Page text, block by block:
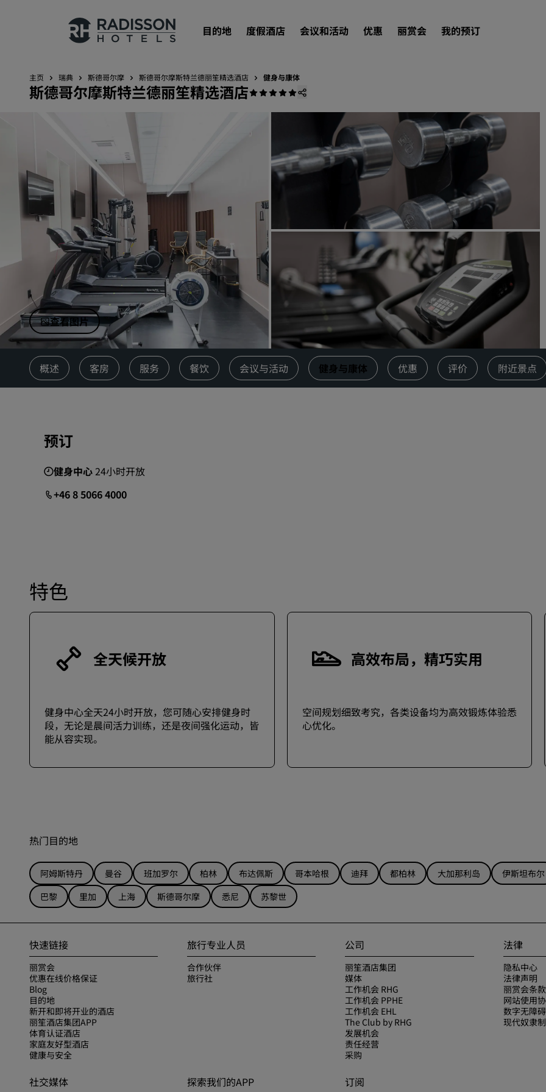
目的地 度假酒店 会议和活动 优惠 丽赏会 我的预订
我们的品牌
中国附属品牌
目的地
度假酒店
服务式公寓
新开业和即将开业的酒店
会议和活动
探索丽笙会议
预订会议空间
请求报价
活动目的地
行业方案
搜索航班
搜索航班
主页 瑞典 斯德哥尔摩 斯德哥尔摩斯特兰德丽笙精选酒店 健身与康体
斯德哥尔摩斯特兰德丽笙精选酒店
查看图片
概述 客房 服务 餐饮 会议与活动 健身与康体 优惠 评价 附近景点
预订
健身中心24小时开放
+46 8 5066 4000
特色
全天候开放
健身中心全天24小时开放，您可随心安排健身时
段，无论是晨间活力训练，还是夜间强化运动，皆
能从容实现。
高效布局，精巧实用
空间规划细致考究，各类设备均为高效锻炼体验悉
心优化。
热门目的地
阿姆斯特丹 曼谷 班加罗尔 柏林 布达佩斯 哥本哈根 迪拜 都柏林 大加那利岛 伊斯坦布尔
巴黎
里加 上海 斯德哥尔摩 悉尼 苏黎世
快速链接
丽赏会
优惠在线价格保证
Blog
目的地
新开和即将开业的酒店
丽笙酒店集团APP
体育认证酒店
家庭友好型酒店
健康与安全
旅行专业人员
合作伙伴
旅行社
公司
丽笙酒店集团
媒体
工作机会 RHG
工作机会 PPHE
工作机会 EHL
The Club by RHG
发展机会
责任经营
采购
法律
隐私中心
法律声明
丽赏会条
网站使用
数字无障碍
现代奴隶
社交媒体 探索我们的APP 订阅